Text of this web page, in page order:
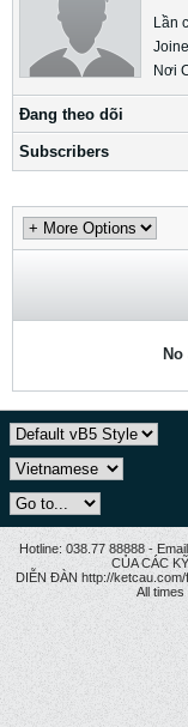
Lần
Nơi
Ðang theo dõi
Subscribers
Hotline: 038.77 88888 -
CỦA CÁC
DIỄN ĐÀN http://
All